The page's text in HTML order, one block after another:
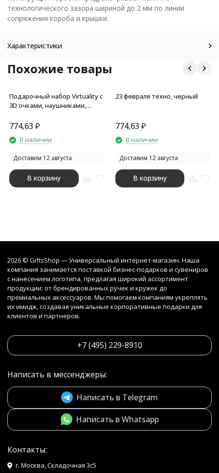
технологического зазора шириной до 2 мм по линии
сопряжения короба и крышки.
Характеристики
Похожие товары
Подарочный набор Virtuality с
3D очками, наушниками,
сумкой, белый
774,63 ₽
В наличии
Доставим 12 августа
В корзину
23 февраля техно, черный
774,63 ₽
В наличии
Доставим 12 августа
В корзину
2026 © GiftsShop — Универсальный интернет-магазин. Наша
компания занимается поставкой бизнес-подарков и сувениров
с нанесением логотипа, предлагая широкий ассортимент
продукции: от брендированных ручек и кружек до
премиальных аксессуаров. Мы помогаем компаниям укреплять
их имидж, создавая уникальные корпоративные подарки для
клиентов и партнеров.
+7 (495) 229-8910
Написать в мессенджеры:
Написать в Telegram
Написать в Whatsapp
Контакты:
г. Москва, Складочная 3с5